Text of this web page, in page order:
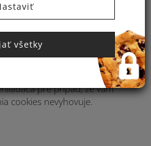
a prípadne na
č. 351/2011 Z. z. o elektronických
predpisov si Vás týmto
cookies a na možnosť
pre prípad, že vám
cookies nevyhovuje.
všetky